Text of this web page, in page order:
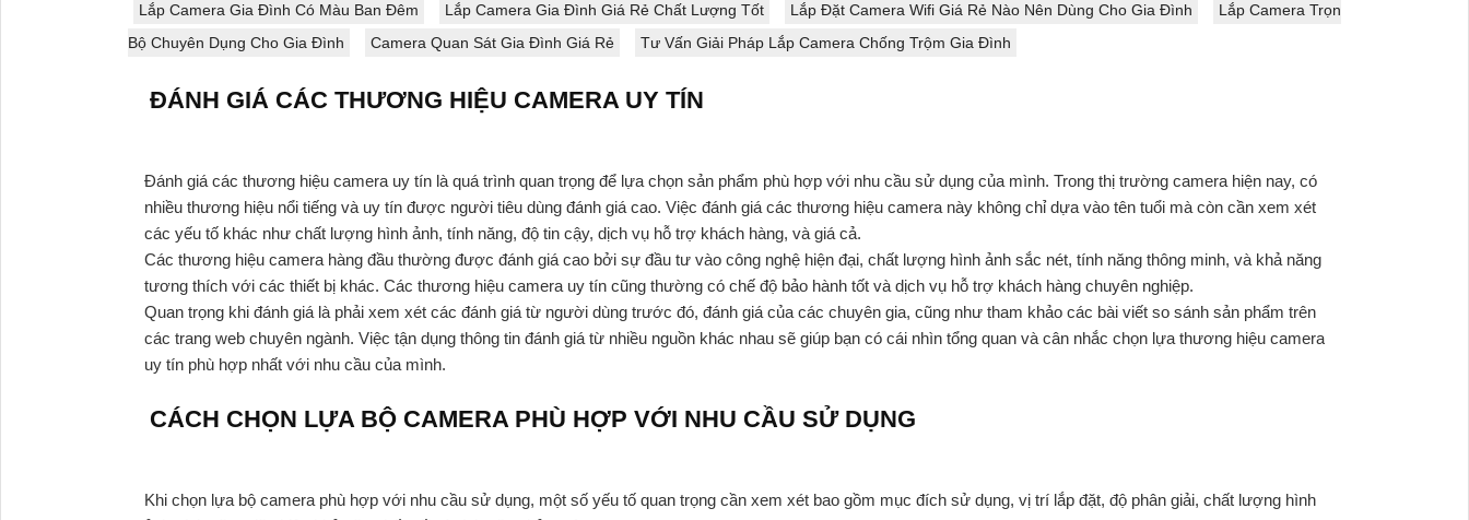
Lắp Camera Gia Đình Có Màu Ban Đêm
Lắp Camera Gia Đình Giá Rẻ Chất Lượng Tốt Lắp Đặt Camera Wifi Giá Rẻ Nào Nên Dùng Cho Gia Đình
Lắp Camera Trọn
Bộ Chuyên Dụng Cho Gia Đình
Camera Quan Sát Gia Đình Giá Rẻ Tư Vấn Giải Pháp Lắp Camera Chống Trộm Gia Đình
ĐÁNH GIÁ CÁC THƯƠNG HIỆU CAMERA UY TÍN
Đánh giá các thương hiệu camera uy tín là quá trình quan trọng để lựa chọn sản phẩm phù hợp với nhu cầu sử dụng của mình. Trong thị trường camera hiện nay, có
nhiều thương hiệu nổi tiếng và uy tín được người tiêu dùng đánh giá cao. Việc đánh giá các thương hiệu camera này không chỉ dựa vào tên tuổi mà còn cần xem xét
các yếu tố khác như chất lượng hình ảnh, tính năng, độ tin cậy, dịch vụ hỗ trợ khách hàng, và giá cả.
Các thương hiệu camera hàng đầu thường được đánh giá cao bởi sự đầu tư vào công nghệ hiện đại, chất lượng hình ảnh sắc nét, tính năng thông minh, và khả năng
tương thích với các thiết bị khác. Các thương hiệu camera uy tín cũng thường có chế độ bảo hành tốt và dịch vụ hỗ trợ khách hàng chuyên nghiệp.
Quan trọng khi đánh giá là phải xem xét các đánh giá từ người dùng trước đó, đánh giá của các chuyên gia, cũng như tham khảo các bài viết so sánh sản phẩm trên
các trang web chuyên ngành. Việc tận dụng thông tin đánh giá từ nhiều nguồn khác nhau sẽ giúp bạn có cái nhìn tổng quan và cân nhắc chọn lựa thương hiệu camera
uy tín phù hợp nhất với nhu cầu của mình.
CÁCH CHỌN LỰA BỘ CAMERA PHÙ HỢP VỚI NHU CẦU SỬ DỤNG
Khi chọn lựa bộ camera phù hợp với nhu cầu sử dụng, một số yếu tố quan trọng cần xem xét bao gồm mục đích sử dụng, vị trí lắp đặt, độ phân giải, chất lượng hình